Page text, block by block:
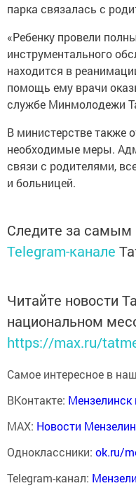
парка связалась с
«Ребенку провели
инструментального
находится в
помощь ему врачи
службе Минмолодежи
В министерстве также
необходимые меры.
связи с родителями,
и больницей.
Следите за
Telegram-канале
Читайте новости
национальном
https://max.ru/
Самое интересное в
ВКонтакте:
MAX: Новости
Одноклассники: ok.ru/
Telegram-канал: